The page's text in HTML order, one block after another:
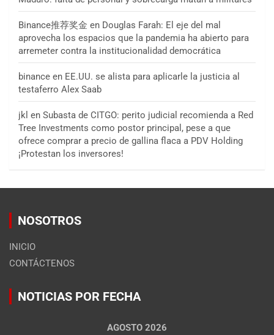
Binance推荐奖金 en Douglas Farah: El eje del mal
aprovecha los espacios que la pandemia ha abierto para
arremeter contra la institucionalidad democrática
binance en EE.UU. se alista para aplicarle la justicia al
testaferro Alex Saab
jkl en Subasta de CITGO: perito judicial recomienda a Red
Tree Investments como postor principal, pese a que
ofrece comprar a precio de gallina flaca a PDV Holding
¡Protestan los inversores!
NOSOTROS
INICIO
CONTÁCTENOS
NOTICIAS POR FECHA
AGOSTO 2026